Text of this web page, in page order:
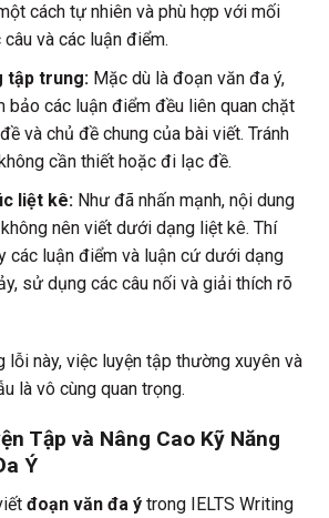
cách tự nhiên và phù hợp với mối
và các luận điểm.
tập trung:Mặc dù là đoạn văn đa ý,
bảo các luận điểm đều liên quan chặt
và chủ đề chung của bài viết. Tránh
cần thiết hoặc đi lạc đề.
liệt kê:Như đã nhấn mạnh, nội dung
nên viết dưới dạng liệt kê. Thí
các luận điểm và luận cứ dưới dạng
sử dụng các câu nối và giải thích rõ
lỗi này, việc luyện tập thường xuyên và
là vô cùng quan trọng.
Tập và Nâng Cao Kỹ Năng
Ý
đoạn văn đa ý trong IELTS Writing